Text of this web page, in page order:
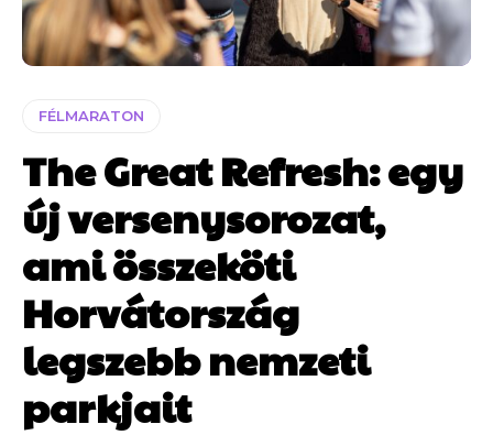
FÉLMARATON
The Great Refresh: egy
új versenysorozat,
ami összeköti
Horvátország
legszebb nemzeti
parkjait